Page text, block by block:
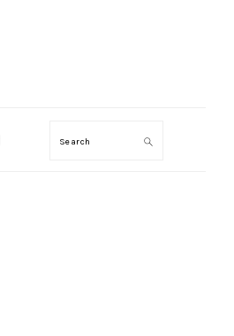
Search